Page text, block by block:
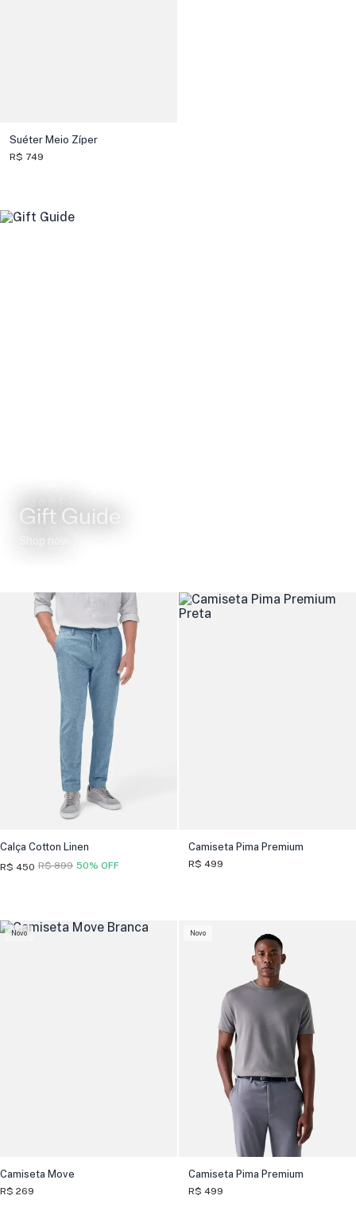
Suéter Meio Zíper
R$ 749
Gift Guide
Calça Cotton Linen
R$ 450 50% OFF
R$ 899
Camiseta Pima Premium
R$ 499
Novo
Camiseta Move
R$ 269
Novo
Camiseta Pima Premium
R$ 499